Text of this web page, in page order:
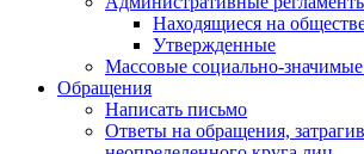
Находящиеся на
Утвержденные
Массовые социально-значимые
Обращения
Написать письмо
Ответы на обращения,